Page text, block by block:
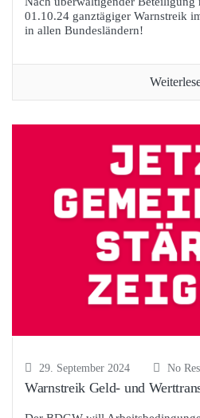
01.10.24 ganztägiger Warnstreik
in allen Bundesländern!
29. September 2024 No
Warnstreik Geld- und